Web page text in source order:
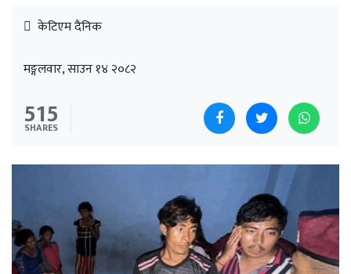
केटिएम दैनिक
मङ्गलवार, साउन १४ २०८२
515
SHARES